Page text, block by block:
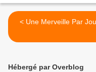
< Une Merveille Par
Hébergé par Overblog